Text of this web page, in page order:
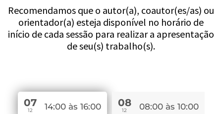
g
t
Recomendamos que o autor(a), coautor(es/as) ou
orientador(a) esteja disponível no horário de
início de cada sessão para realizar a apresentação
de seu(s) trabalho(s).
07
12 14:00 às 16:00 08
12 08:00 às 10:00